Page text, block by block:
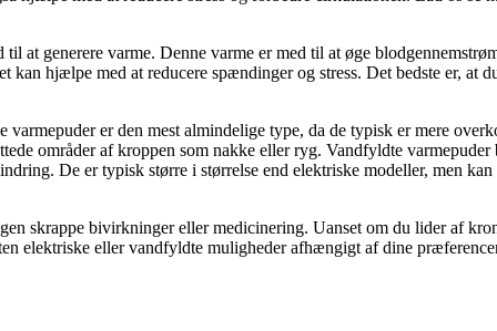
at generere varme. Denne varme er med til at øge
hjælpe med at reducere spændinger og stress. Det bedste er, at
er den mest almindelige type, da de typisk er mere
områder af kroppen som nakke eller ryg. Vandfyldte
De er typisk større i størrelse end elektriske modeller, men
skrappe bivirkninger eller medicinering. Uanset om du lider af
elektriske eller vandfyldte muligheder afhængigt af dine